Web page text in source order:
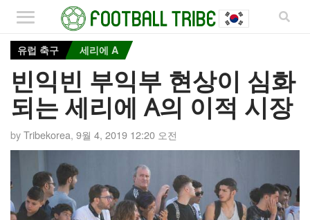
유럽 축구 세리에 A
빈익빈 부익부 현상이 심화
되는 세리에 A의 이적 시장
byTribekorea, 9월 4, 2019 12:20 오전